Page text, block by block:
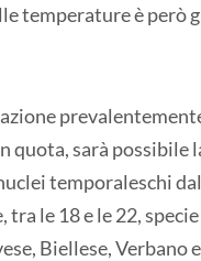
temperature è però
quota, sarà possibile
temporaleschi
tra le 18 e le 22,
Biellese, Verbano